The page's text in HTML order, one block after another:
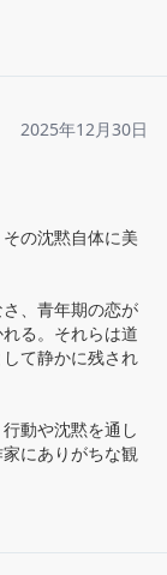
2025年12月30日
の沈黙自体に美
、青年期の恋が
る。それらは道
て静かに残され
動や沈黙を通し
にありがちな観